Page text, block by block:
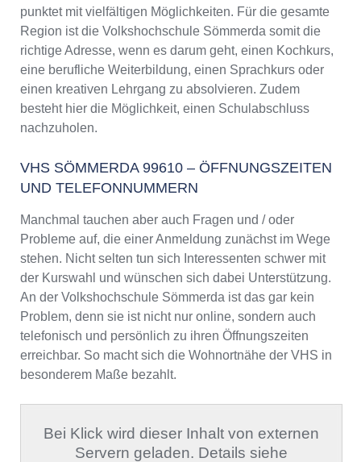
Weiterbildung in Sömmerda
VHS Sömmerda Programm 2025 / 2026
punktet mit vielfältigen Möglichkeiten. Für die gesamte
Region ist die Volkshochschule Sömmerda somit die
richtige Adresse, wenn es darum geht, einen Kochkurs,
eine berufliche Weiterbildung, einen Sprachkurs oder
einen kreativen Lehrgang zu absolvieren. Zudem
besteht hier die Möglichkeit, einen Schulabschluss
nachzuholen.
VHS SÖMMERDA 99610 – ÖFFNUNGSZEITEN
UND TELEFONNUMMERN
Manchmal tauchen aber auch Fragen und / oder
Probleme auf, die einer Anmeldung zunächst im Wege
stehen. Nicht selten tun sich Interessenten schwer mit
der Kurswahl und wünschen sich dabei Unterstützung.
An der Volkshochschule Sömmerda ist das gar kein
Problem, denn sie ist nicht nur online, sondern auch
telefonisch und persönlich zu ihren Öffnungszeiten
erreichbar. So macht sich die Wohnortnähe der VHS in
besonderem Maße bezahlt.
Bei Klick wird dieser Inhalt von externen
Servern geladen. Details siehe